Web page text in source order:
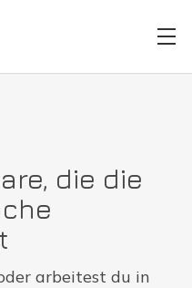
Digitale
die die
arbeitest du in